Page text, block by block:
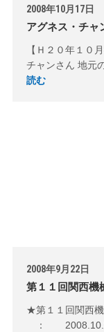
2008年10月17日
アグネス・チャ
【Ｈ２０年１０
チャンさん 地元
読む
2008年9月22日
第１１回関西機
★第１１回関西
：